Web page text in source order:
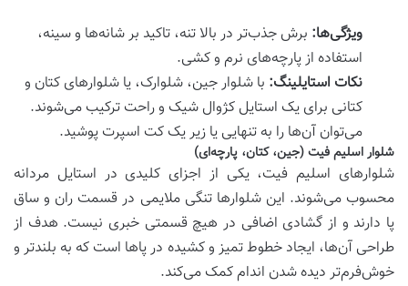
ویژگی‌ها: برش جذب‌تر در بالا تنه، تاکید بر شانه‌ها و سینه،
استفاده از پارچه‌های نرم و کشی.
نکات استایلینگ: با شلوار جین، شلوارک، یا شلوارهای کتان و
کتانی برای یک استایل کژوال شیک و راحت ترکیب می‌شوند.
می‌توان آن‌ها را به تنهایی یا زیر یک کت اسپرت پوشید.
شلوار اسلیم فیت (جین، کتان، پارچه‌ای)
شلوارهای اسلیم فیت، یکی از اجزای کلیدی در استایل مردانه
محسوب می‌شوند. این شلوارها تنگی ملایمی در قسمت ران و ساق
پا دارند و از گشادی اضافی در هیچ قسمتی خبری نیست. هدف از
طراحی آن‌ها، ایجاد خطوط تمیز و کشیده در پاها است که به بلندتر و
خوش‌فرم‌تر دیده شدن اندام کمک می‌کند.